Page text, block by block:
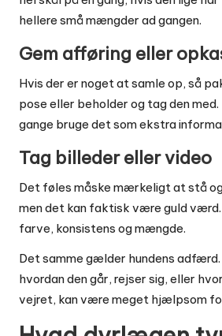
hellere små mængder ad gangen.
Gem afføring eller
Hvis der er noget at samle op, så
pose eller beholder og tag den
gange bruge det som ekstra
Tag billeder eller video
Det føles måske mærkeligt at stå
men det kan faktisk være guld
farve, konsistens og mængde.
Det samme gælder hundens
hvordan den går, rejser sig, eller
vejret, kan være meget hjælpsom